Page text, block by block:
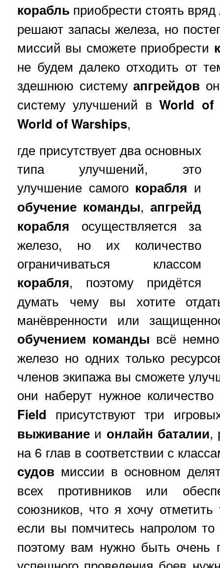
корабль приобрести стоять вряд
решают запасы железа, но
миссий вы сможете приобрести
не будем далеко отходить от
здешнюю системуапгрейдов
систему улучшений вWorld of
World of Warships,
где присутствует два основных
типа улучшений, это
улучшение самого корабля и
обучение команды, апгрейд
корабля осуществляется за
железо, но их количество
ограничиваться классом
корабля, поэтому придётся
думать чему вы хотите
манёвренности или
обучением команды всё
железо но одних только
членов экипажа вы сможете
они наберут нужное количество
Field присутствуют три
выживание и онлайн баталии,
на 6 глав в соответствии с
судов миссии в основном
всех противников или
союзников, что я хочу отметить
если вы помчитесь напролом то
поэтому вам нужно быть очень